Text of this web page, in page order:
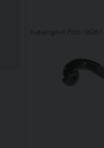
Katalogové číslo: 06261